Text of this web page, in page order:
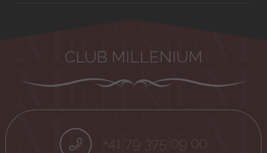
CLUB MILLENIUM
+41 79 375 09 00